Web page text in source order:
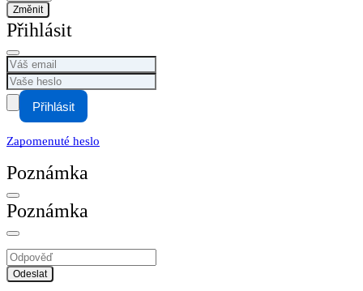
Změnit
Přihlásit
Přihlásit
Zapomenuté heslo
Poznámka
Poznámka
Odeslat